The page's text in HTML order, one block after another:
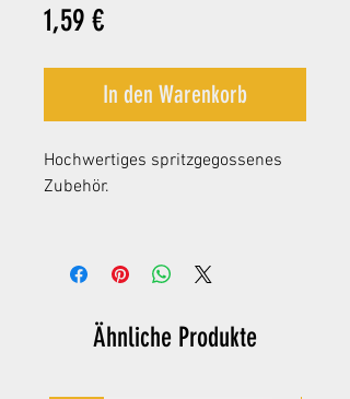
1,59 €Preis
In den Warenkorb
Hochwertiges spritzgegossenes
Zubehör.
Ähnliche Produkte